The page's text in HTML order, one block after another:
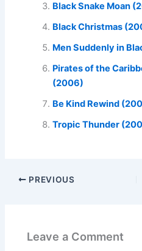
Black Snake Moan
Black Christmas
Men Suddenly in
Pirates of the
(2006)
Be Kind Rewind
Tropic Thunder
PREVIOUS
Leave a Comment